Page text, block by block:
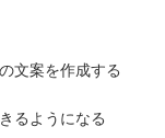
文案を作成する
るようになる